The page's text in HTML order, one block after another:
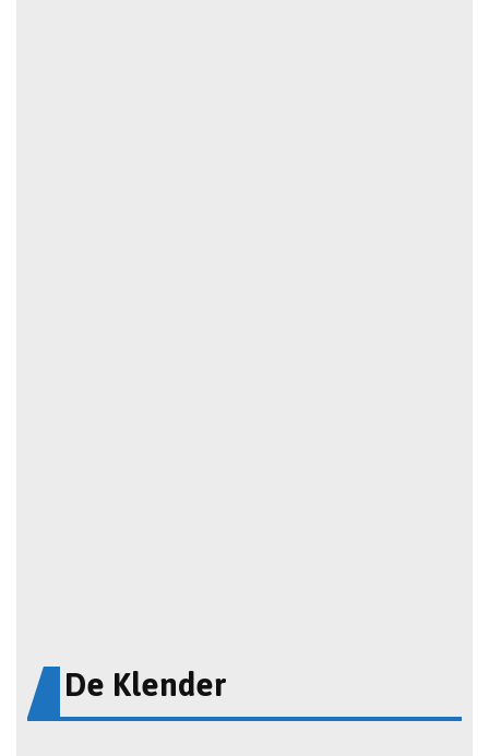
De Klender